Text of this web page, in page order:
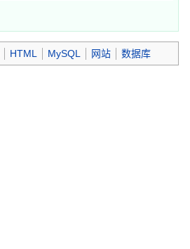
HTML MySQL 网站 数据库